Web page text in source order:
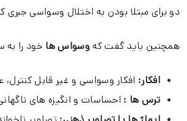
دو برای مبتلا بودن به اختلال وسواسی
همچنین باید گفت کهوسواس ها خود را
افکار: افکار وسواسی و غیر قابل
ترس ها : احساسات و انگیزه های